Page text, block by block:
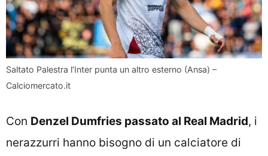
Saltato Palestra l’Inter punta un altro esterno (Ansa) –
Calciomercato.it
Con Denzel Dumfries passato al Real Madrid, i
nerazzurri hanno bisogno di un calciatore di